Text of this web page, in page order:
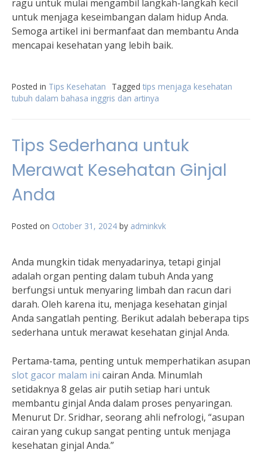
ragu untuk mulai mengambil langkah-langkah kecil
untuk menjaga keseimbangan dalam hidup Anda.
Semoga artikel ini bermanfaat dan membantu Anda
mencapai kesehatan yang lebih baik.
Posted in Tips Kesehatan Tagged tips menjaga kesehatan
tubuh dalam bahasa inggris dan artinya
Tips Sederhana untuk
Merawat Kesehatan Ginjal
Anda
Posted on October 31, 2024 by adminkvk
Anda mungkin tidak menyadarinya, tetapi ginjal
adalah organ penting dalam tubuh Anda yang
berfungsi untuk menyaring limbah dan racun dari
darah. Oleh karena itu, menjaga kesehatan ginjal
Anda sangatlah penting. Berikut adalah beberapa tips
sederhana untuk merawat kesehatan ginjal Anda.
Pertama-tama, penting untuk memperhatikan asupan
slot gacor malam ini cairan Anda. Minumlah
setidaknya 8 gelas air putih setiap hari untuk
membantu ginjal Anda dalam proses penyaringan.
Menurut Dr. Sridhar, seorang ahli nefrologi, “asupan
cairan yang cukup sangat penting untuk menjaga
kesehatan ginjal Anda.”